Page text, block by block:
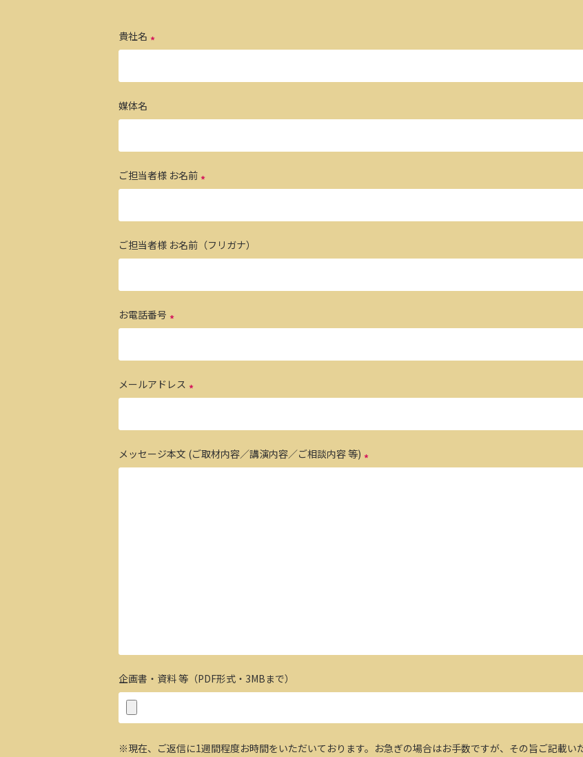
貴社名
媒体名
ご担当者様 お名前
ご担当者様 お名前（フリガナ）
お電話番号
メールアドレス
メッセージ本文 (ご取材内容／講演内容／ご相談内容 等)
企画書・資料 等（PDF形式・3MBまで）
※現在、ご返信に1週間程度お時間をいただいております。お急ぎの場合はお手数ですが、その旨ご記載い